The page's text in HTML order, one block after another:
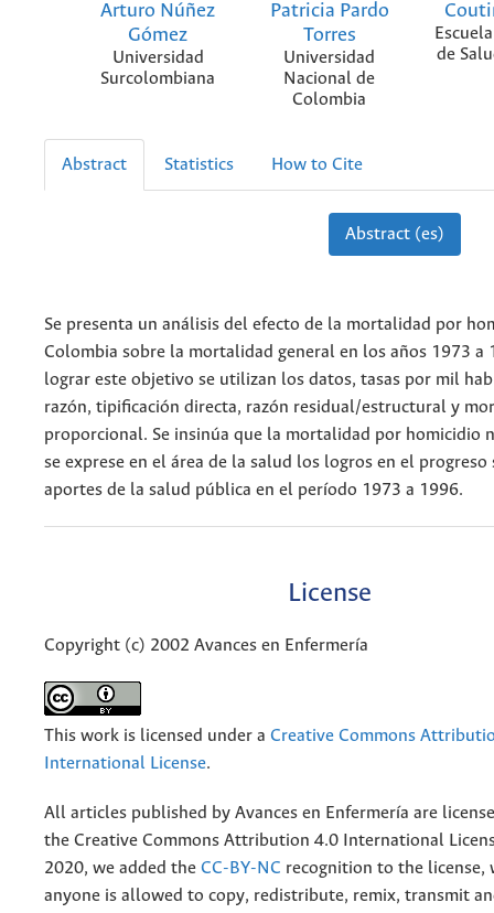
Arturo Núñez
Gómez
Universidad
Surcolombiana
Patricia Pardo
Torres
Universidad
Nacional de
Colombia
de
Abstract Statistics How to Cite
Abstract (es)
Se presenta un análisis del efecto de la mortalidad por
Colombia sobre la mortalidad general en los años 1973 a
lograr este objetivo se utilizan los datos, tasas por mil
razón, tipificación directa, razón residual/estructural y
proporcional. Se insinúa que la mortalidad por homicidio
se exprese en el área de la salud los logros en el progreso
aportes de la salud pública en el período 1973 a 1996.
License
Copyright (c) 2002 Avances en Enfermería
This work is licensed under a Creative Commons
International License.
All articles published by Avances en Enfermería are
the Creative Commons Attribution 4.0 International
2020, we added the CC-BY-NC recognition to the license,
anyone is allowed to copy, redistribute, remix, transmit